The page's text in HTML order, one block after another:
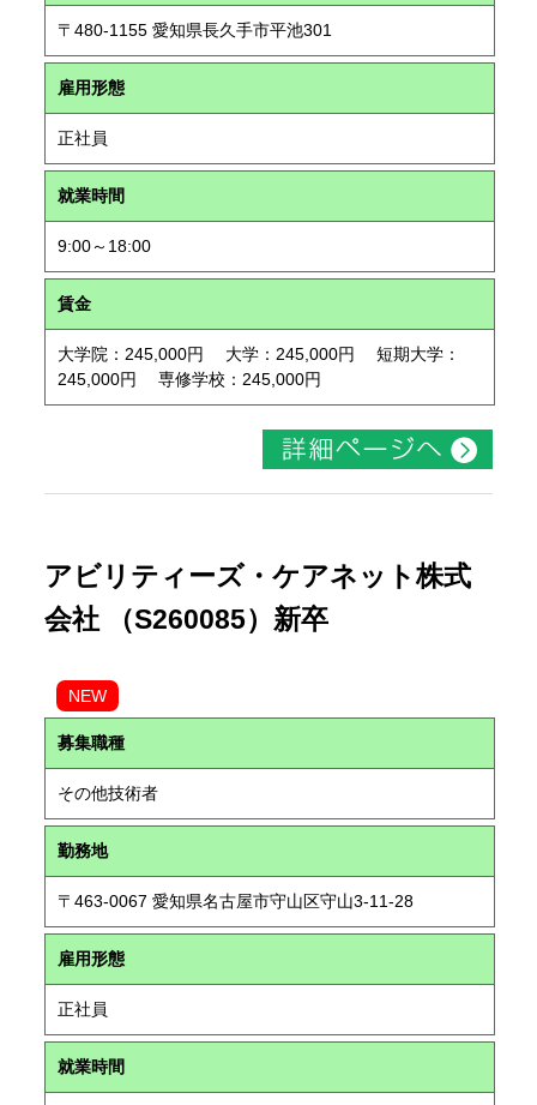
〒480-1155 愛知県長久手市平池301
雇用形態
正社員
就業時間
9:00～18:00
賃金
大学院：245,000円 大学：245,000円 短期大学：
245,000円 専修学校：245,000円
アビリティーズ・ケアネット株式
会社 （S260085）新卒
NEW
募集職種
その他技術者
勤務地
〒463-0067 愛知県名古屋市守山区守山3-11-28
雇用形態
正社員
就業時間